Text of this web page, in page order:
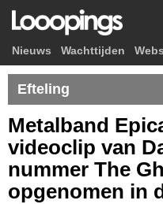
Nieuws Wachttijden
Efteling
Metalband
videoclip van
nummer The
opgenomen in